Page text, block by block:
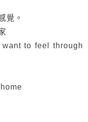
覺。
to feel through